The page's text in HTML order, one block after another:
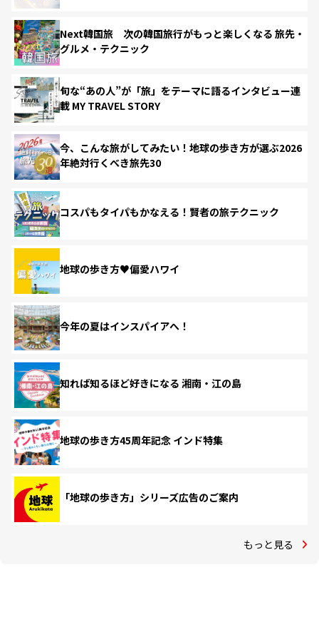
Next韓国旅 次の韓国旅行がもっと楽しくなる 旅先・
グルメ・テクニック
旬な“あの人”が「旅」をテーマに語るインタビュー連
載 MY TRAVEL STORY
今、こんな旅がしてみたい！地球の歩き方が選ぶ2026
年絶対行くべき旅先30
コスパもタイパもかなえる！賢者の旅テクニック
地球の歩き方♥偏愛ハワイ
今年の夏はインスパイアへ！
知れば知るほど好きになる 湘南・江の島
地球の歩き方45周年記念 インド特集
「地球の歩き方」シリーズ広告のご案内
もっと見る